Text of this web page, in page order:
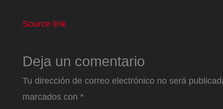
Source link
Deja un comentario
Tu dirección de correo electrónico no será
marcados con *